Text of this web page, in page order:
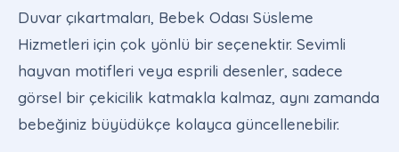
Duvar çıkartmaları, Bebek Odası Süsleme
Hizmetleri için çok yönlü bir seçenektir. Sevimli
hayvan motifleri veya esprili desenler, sadece
görsel bir çekicilik katmakla kalmaz, aynı zamanda
bebeğiniz büyüdükçe kolayca güncellenebilir.